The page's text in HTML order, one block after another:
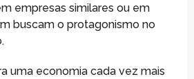
empresas similares ou em
buscam o protagonismo no
uma economia cada vez mais